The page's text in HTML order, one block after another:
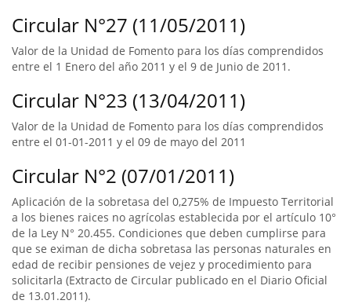
Circular N°27 (11/05/2011)
Valor de la Unidad de Fomento para los días comprendidos
entre el 1 Enero del año 2011 y el 9 de Junio de 2011.
Circular N°23 (13/04/2011)
Valor de la Unidad de Fomento para los días comprendidos
entre el 01-01-2011 y el 09 de mayo del 2011
Circular N°2 (07/01/2011)
Aplicación de la sobretasa del 0,275% de Impuesto Territorial
a los bienes raices no agrícolas establecida por el artículo 10°
de la Ley N° 20.455. Condiciones que deben cumplirse para
que se eximan de dicha sobretasa las personas naturales en
edad de recibir pensiones de vejez y procedimiento para
solicitarla (Extracto de Circular publicado en el Diario Oficial
de 13.01.2011).